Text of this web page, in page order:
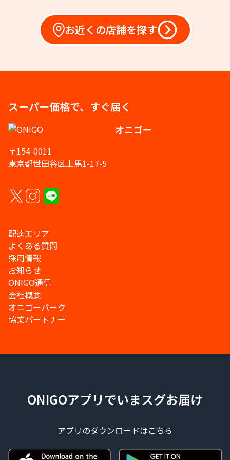
お近くの店舗を探す
スーパー価格で、すぐ届く
オニゴー
〒154-0011
東京都世田谷区上馬1-17-5
配達エリア
よくある質問
採用情報
お知らせ
ONIGO通信
会社概要
オニゴーパーク
協業パートナー
ONIGOアプリでいまスグお届け
アプリのダウンロードはこちら